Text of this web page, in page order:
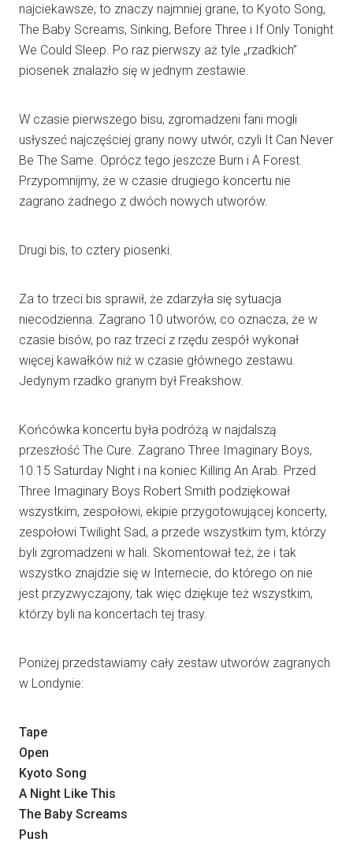
najciekawsze, to znaczy najmniej grane, to Kyoto Song,
The Baby Screams, Sinking, Before Three i If Only Tonight
We Could Sleep. Po raz pierwszy aż tyle „rzadkich”
piosenek znalazło się w jednym zestawie.
W czasie pierwszego bisu, zgromadzeni fani mogli
usłyszeć najczęściej grany nowy utwór, czyli It Can Never
Be The Same. Oprócz tego jeszcze Burn i A Forest.
Przypomnijmy, że w czasie drugiego koncertu nie
zagrano żadnego z dwóch nowych utworów.
Drugi bis, to cztery piosenki.
Za to trzeci bis sprawił, że zdarzyła się sytuacja
niecodzienna. Zagrano 10 utworów, co oznacza, że w
czasie bisów, po raz trzeci z rzędu zespół wykonał
więcej kawałków niż w czasie głównego zestawu.
Jedynym rzadko granym był Freakshow.
Końcówka koncertu była podróżą w najdalszą
przeszłość The Cure. Zagrano Three Imaginary Boys,
10.15 Saturday Night i na koniec Killing An Arab. Przed
Three Imaginary Boys Robert Smith podziękował
wszystkim, zespołowi, ekipie przygotowującej koncerty,
zespołowi Twilight Sad, a przede wszystkim tym, którzy
byli zgromadzeni w hali. Skomentował też, że i tak
wszystko znajdzie się w Internecie, do którego on nie
jest przyzwyczajony, tak więc dziękuje też wszystkim,
którzy byli na koncertach tej trasy.
Poniżej przedstawiamy cały zestaw utworów zagranych
w Londynie:
Tape
Open
Kyoto Song
A Night Like This
The Baby Screams
Push